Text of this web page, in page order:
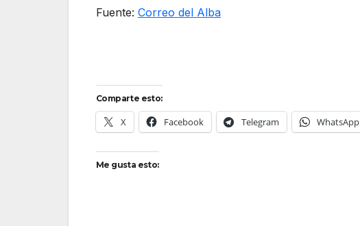
Fuente: Correo del Alba
Comparte esto:
X Facebook Telegram WhatsApp
Me gusta esto: